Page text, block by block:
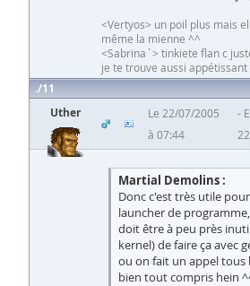
<Vertyos> un poil plus mais
même la mienne ^^
<Sabrina`> tinkiete flan c
je te trouve aussi appétissant
11
Uther
Le 22/07/2005
à 07:44
Martial Demolins :
Donc c'est très utile
launcher de
doit être à peu près
kernel) de faire ça avec
ou on fait un appel tous
bien tout compris hein